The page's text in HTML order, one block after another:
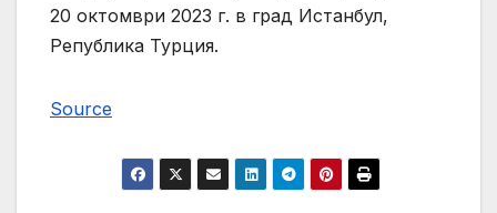
20 октомври 2023 г. в град Истанбул,
Република Турция.
Source